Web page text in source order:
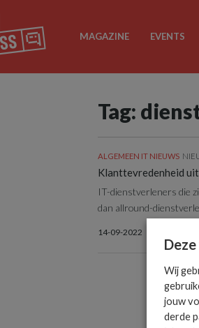
MAGAZINE EVENTS
Tag:
ALGEMEEN IT NIEUWS
Klanttevredenheid
IT-dienstverleners die
dan allround-
14-09-2022
Wij
jouw
derde